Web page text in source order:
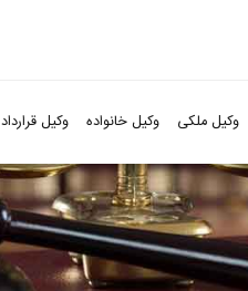
وکیل ملکی وکیل خانواده وکیل قرارداد